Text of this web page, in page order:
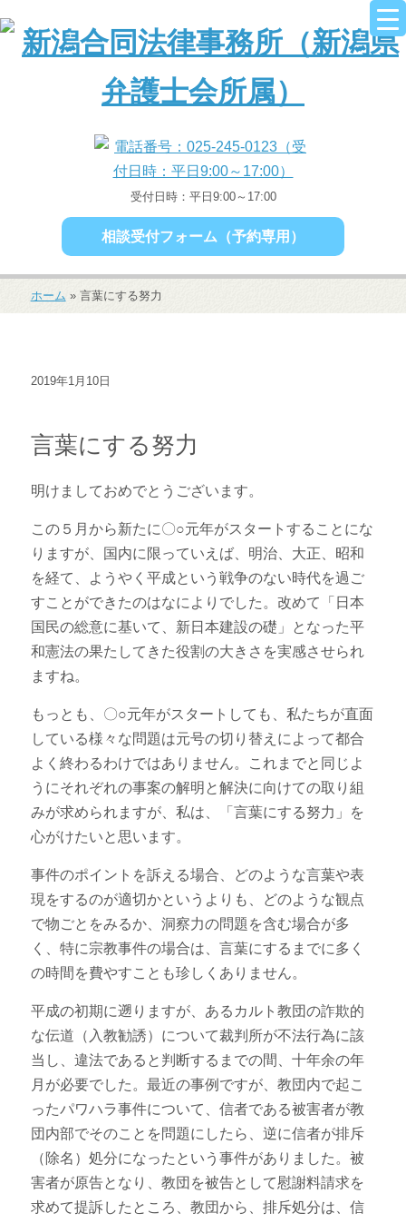
受付日時：平日9:00～17:00
相談受付フォーム（予約専用）
ホーム » 言葉にする努力
2019年1月10日
言葉にする努力
明けましておめでとうございます。
この５月から新たに〇○元年がスタートすることにな
りますが、国内に限っていえば、明治、大正、昭和
を経て、ようやく平成という戦争のない時代を過ご
すことができたのはなによりでした。改めて「日本
国民の総意に基いて、新日本建設の礎」となった平
和憲法の果たしてきた役割の大きさを実感させられ
ますね。
もっとも、〇○元年がスタートしても、私たちが直面
している様々な問題は元号の切り替えによって都合
よく終わるわけではありません。これまでと同じよ
うにそれぞれの事案の解明と解決に向けての取り組
みが求められますが、私は、「言葉にする努力」を
心がけたいと思います。
事件のポイントを訴える場合、どのような言葉や表
現をするのが適切かというよりも、どのような観点
で物ごとをみるか、洞察力の問題を含む場合が多
く、特に宗教事件の場合は、言葉にするまでに多く
の時間を費やすことも珍しくありません。
平成の初期に遡りますが、あるカルト教団の詐欺的
な伝道（入教勧誘）について裁判所が不法行為に該
当し、違法であると判断するまでの間、十年余の年
月が必要でした。最近の事例ですが、教団内で起こ
ったパワハラ事件について、信者である被害者が教
団内部でそのことを問題にしたら、逆に信者が排斥
（除名）処分になったという事件がありました。被
害者が原告となり、教団を被告として慰謝料請求を
求めて提訴したところ、教団から、排斥処分は、信